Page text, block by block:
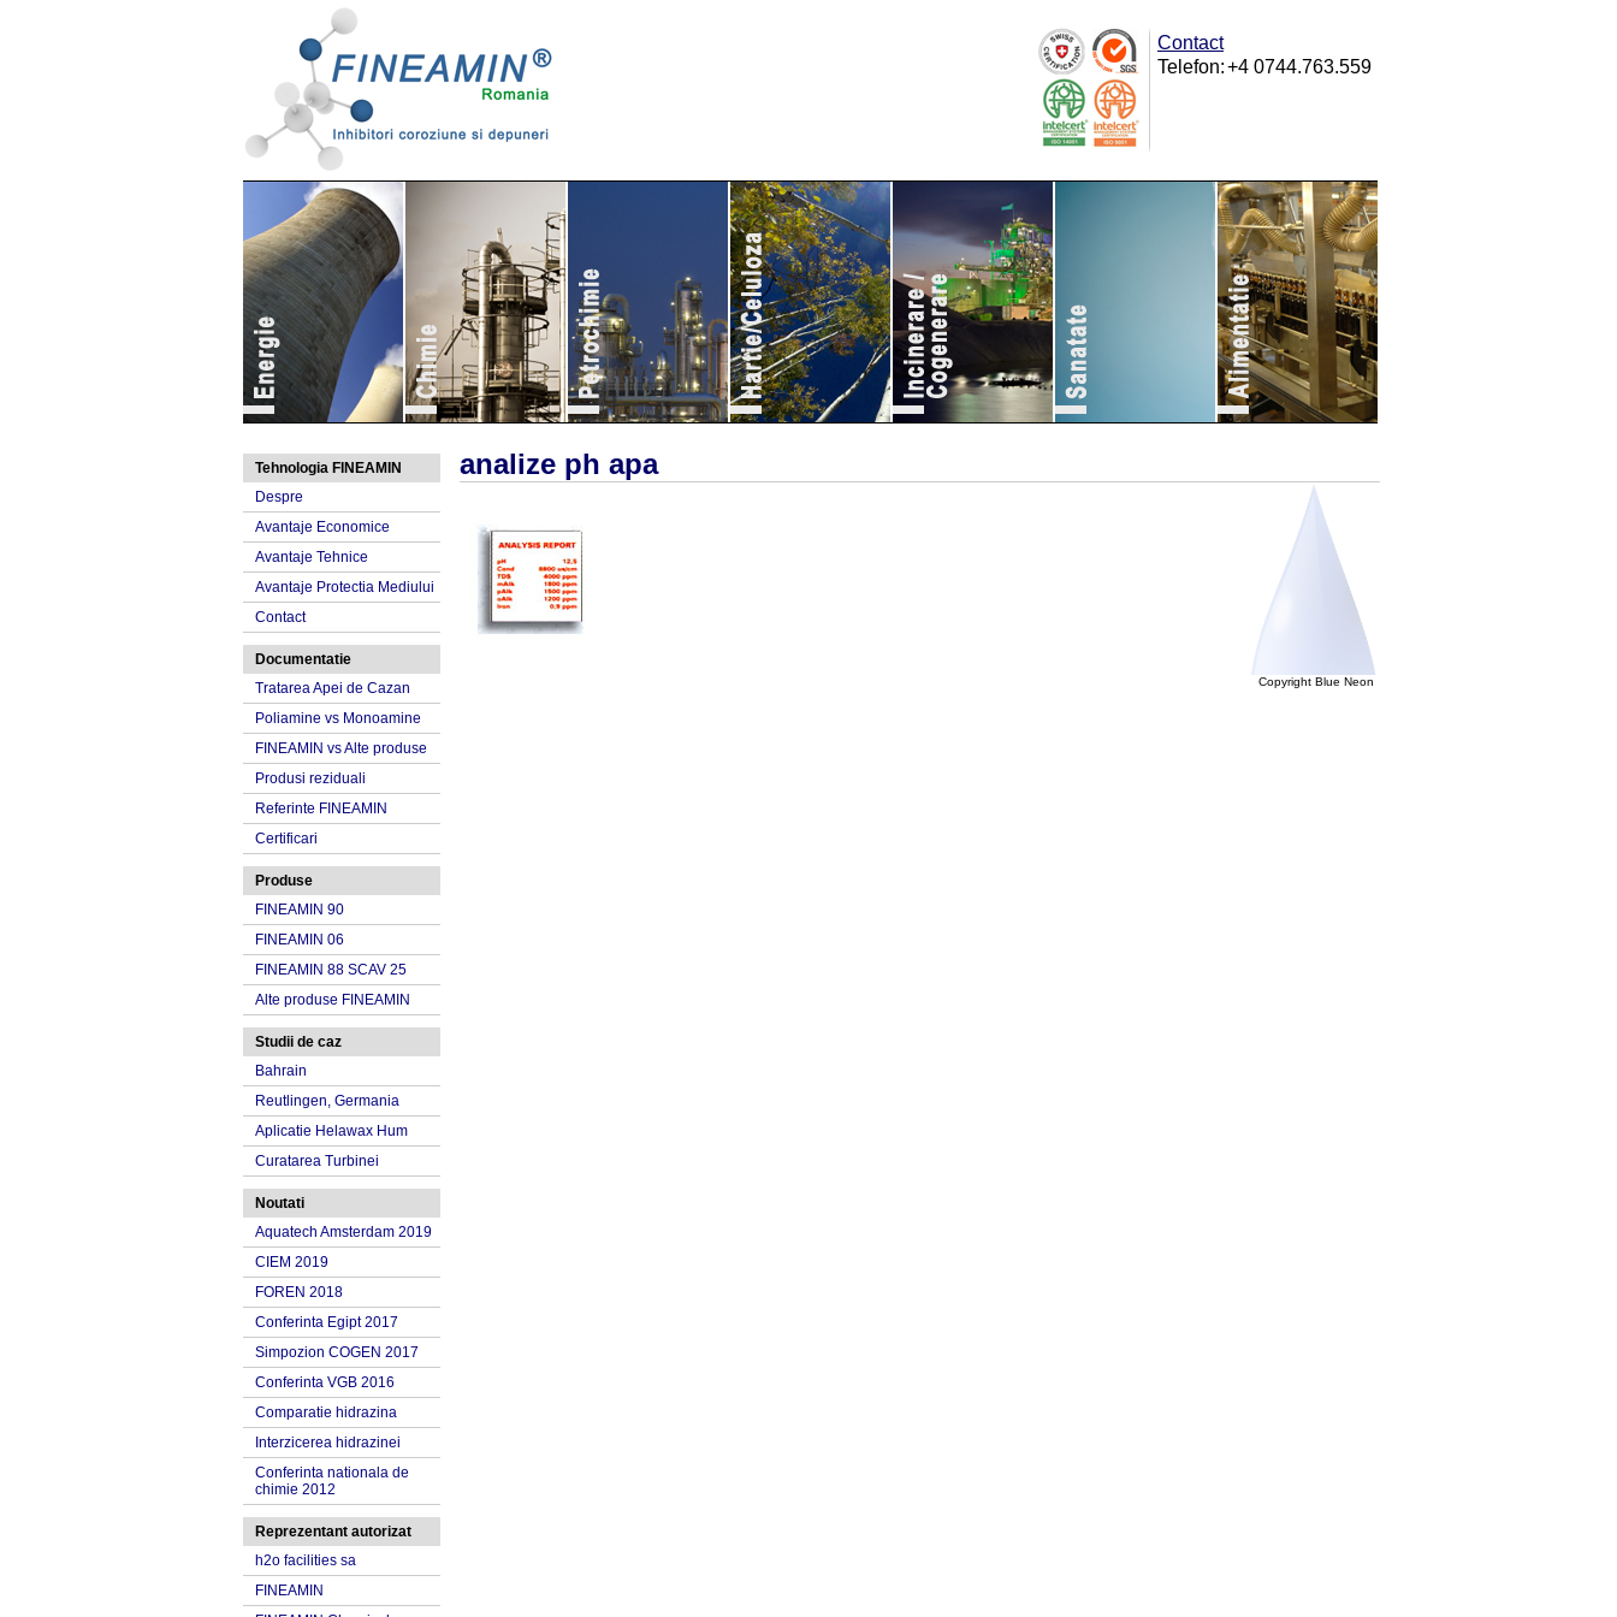
Contact
Telefon:+4 0744.763.559
analize ph apa
Copyright Blue Neon
Tehnologia FINEAMIN
Despre
Avantaje Economice
Avantaje Tehnice
Avantaje Protectia Mediului
Contact
Documentatie
Tratarea Apei de Cazan
Poliamine vs Monoamine
FINEAMIN vs Alte produse
Produsi reziduali
Referinte FINEAMIN
Certificari
Produse
FINEAMIN 90
FINEAMIN 06
FINEAMIN 88 SCAV 25
Alte produse FINEAMIN
Studii de caz
Bahrain
Reutlingen, Germania
Aplicatie Helawax Hum
Curatarea Turbinei
Noutati
Aquatech Amsterdam 2019
CIEM 2019
FOREN 2018
Conferinta Egipt 2017
Simpozion COGEN 2017
Conferinta VGB 2016
Comparatie hidrazina
Interzicerea hidrazinei
Conferinta nationala de
chimie 2012
Reprezentant autorizat
h2o facilities sa
FINEAMIN